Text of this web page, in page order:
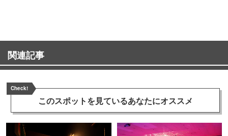
関連記事
Check!
このスポットを見ているあなたにオススメ